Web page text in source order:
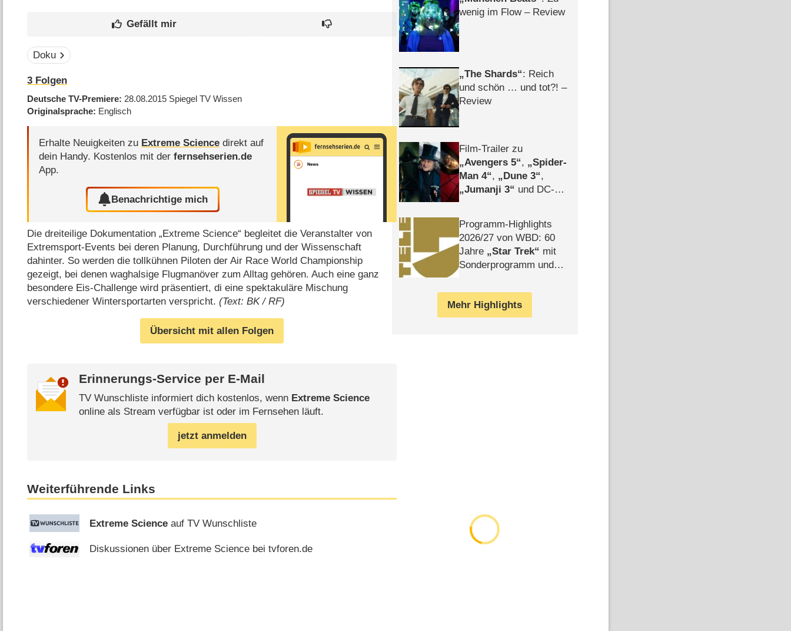
Doku
3 Folgen
Deutsche TV-Premiere 28.08.2015 Spiegel TV Wissen
Originalsprache Englisch
Erhalte Neuigkeiten zu Extreme Science direkt auf
dein Handy. Kostenlos mit derfernsehserien.de
App.
Benachrichtige mich
Die dreiteilige Dokumentation „Extreme Science“ begleitet die Veranstalter von
Extremsport-Events bei deren Planung, Durchführung und der Wissenschaft
dahinter. So werden die tollkühnen Piloten der Air Race World Championship
gezeigt, bei denen waghalsige Flugmanöver zum Alltag gehören. Auch eine ganz
besondere Eis-Challenge wird präsentiert, di eine spektakuläre Mischung
verschiedener Wintersportarten verspricht.(Text: BK / RF)
Übersicht mit allen Folgen
Erinnerungs-Service per E-Mail
TV Wunschliste informiert dich kostenlos, wenn Extreme Science
online als Stream verfügbar ist oder im Fernsehen läuft.
jetzt anmelden
Weiterführende Links
Extreme Science auf TV Wunschliste
Diskussionen über Extreme Science bei tvforen.de
wenig im Flow – Review
The Shards : Reich
und schön … und tot?! –
Review
Film-Trailer zu
Avengers 5 ,
Spider-
Man 4 , Dune 3 ,
Jumanji 3
und DC-
Programm-Highlights
2026/​27 von WBD: 60
Jahre
Star Trek
mit
Sonderprogramm und
Mehr Highlights